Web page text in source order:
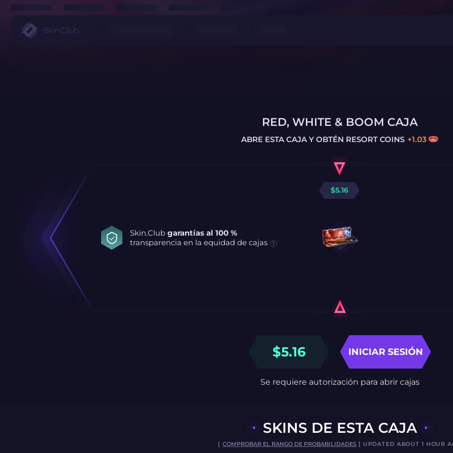
RED, WHITE & BOOM CAJA
ABRE ESTA CAJA Y OBTÉN RESORT COINS +1.03
Skin.Club garantías al 100 %
transparencia en la equidad de cajas
$5.16
$5.16 INICIAR SESIÓN
Se requiere autorización para abrir cajas
SKINS DE ESTA CAJA
[ COMPROBAR EL RANGO DE PROBABILIDADES ] UPDATED ABOUT 1 HOUR